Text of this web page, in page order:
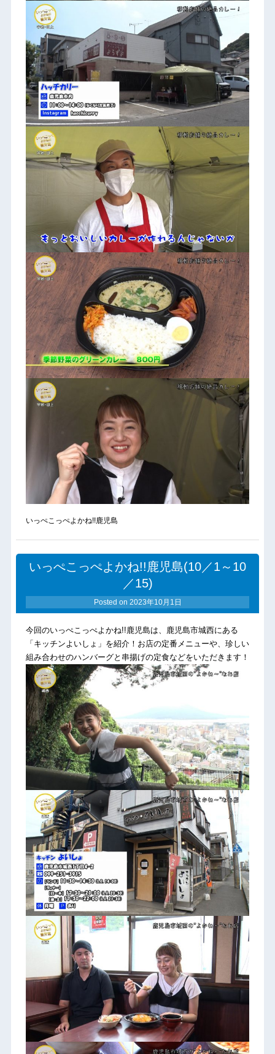
いっぺこっぺよかね!!鹿児島
いっぺこっぺよかね!!鹿児島(10／1～10
／15)
Posted on 2023年10月1日
今回のいっぺこっぺよかね!!鹿児島は、鹿児島市城西にある
「キッチンよいしょ」を紹介！お店の定番メニューや、珍しい
組み合わせのハンバーグと串揚げの定食などをいただきます！